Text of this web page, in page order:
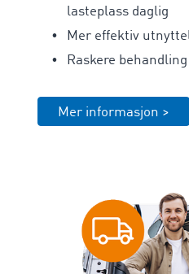
lasteplass daglig
Mer effektiv
Raskere
Mer informasjon >